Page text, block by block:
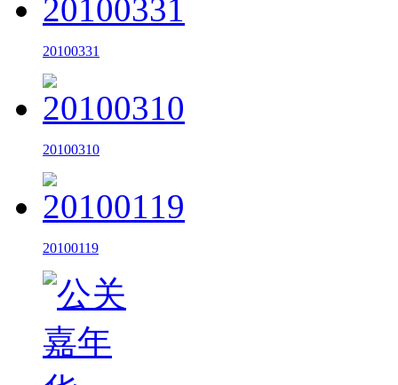
20100331
20100310
20100119